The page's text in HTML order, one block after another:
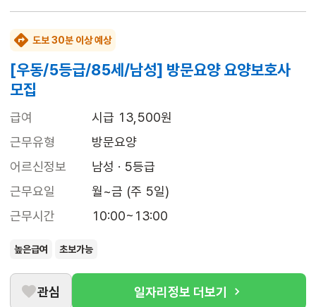
도보 30분 이상 예상
[우동/5등급/85세/남성] 방문요양 요양보호사
모집
급여
시급 13,500원
근무유형
방문요양
어르신정보
남성 · 5등급
근무요일
월~금 (주 5일)
근무시간
10:00~13:00
높은급여 초보가능
관심 일자리정보 더보기